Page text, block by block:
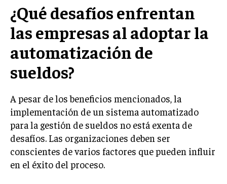
MARKETING B2C
MARKETING DE INFLUENCERS
E-COMMERCE
E-COMMERCE Y COMERCIO ELECTRÓNICO
ESTRATEGIAS DE PRICING Y GESTIÓN DE
PRECIOS
GESTIÓN DE CRISIS EMPRESARIALES
EMPRESAS Y STARTUPS TECNOLÓGICAS
GESTIÓN DE LA EXPERIENCIA DEL CLIENTE
¿Qué desafíos enfrentan
las empresas al adoptar la
automatización de
sueldos?
A pesar de los beneficios mencionados, la
implementación de un sistema automatizado
para la gestión de sueldos no está exenta de
desafíos. Las organizaciones deben ser
conscientes de varios factores que pueden influir
en el éxito del proceso.